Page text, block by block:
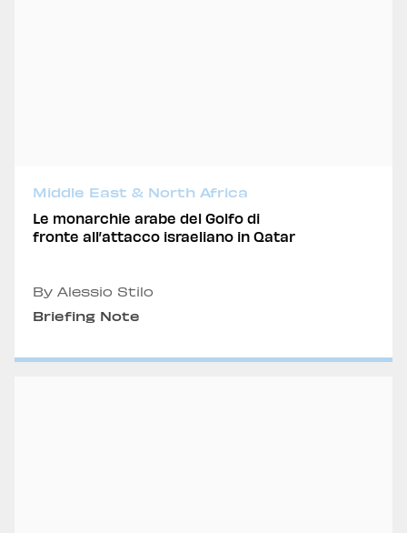
Middle East & North Africa
Le monarchie arabe del Golfo di
fronte all’attacco israeliano in Qatar
By Alessio Stilo
Briefing Note